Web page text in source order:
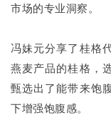
市场的专业洞察。
冯妹元分享了桂格
燕麦产品的桂格，
甄选出了能带来饱
下增强饱腹感。